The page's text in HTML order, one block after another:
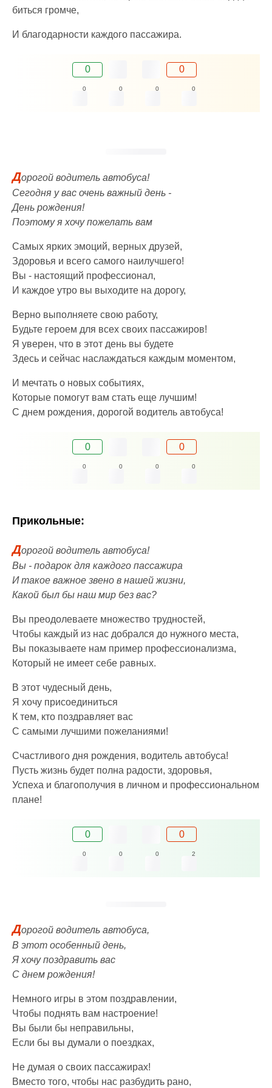
биться громче,
И благодарности каждого пассажира.
0 0
0 0 0 0
Дорогой водитель автобуса!
Сегодня у вас очень важный день -
День рождения!
Поэтому я хочу пожелать вам
Самых ярких эмоций, верных друзей,
Здоровья и всего самого наилучшего!
Вы - настоящий профессионал,
И каждое утро вы выходите на дорогу,
Верно выполняете свою работу,
Будьте героем для всех своих пассажиров!
Я уверен, что в этот день вы будете
Здесь и сейчас наслаждаться каждым моментом,
И мечтать о новых событиях,
Которые помогут вам стать еще лучшим!
С днем рождения, дорогой водитель автобуса!
0 0
0 0 0 0
Прикольные:
Дорогой водитель автобуса!
Вы - подарок для каждого пассажира
И такое важное звено в нашей жизни,
Какой был бы наш мир без вас?
Вы преодолеваете множество трудностей,
Чтобы каждый из нас добрался до нужного места,
Вы показываете нам пример профессионализма,
Который не имеет себе равных.
В этот чудесный день,
Я хочу присоединиться
К тем, кто поздравляет вас
С самыми лучшими пожеланиями!
Счастливого дня рождения, водитель автобуса!
Пусть жизнь будет полна радости, здоровья,
Успеха и благополучия в личном и профессиональном
плане!
0 0
0 0 0 2
Дорогой водитель автобуса,
В этот особенный день,
Я хочу поздравить вас
С днем рождения!
Немного игры в этом поздравлении,
Чтобы поднять вам настроение!
Вы были бы неправильны,
Если бы вы думали о поездках,
Не думая о своих пассажирах!
Вместо того, чтобы нас разбудить рано,